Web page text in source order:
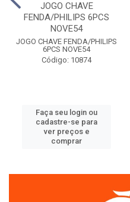
JOGO CHAVE
FENDA/PHILIPS 6PCS
NOVE54
JOGO CHAVE FENDA/PHILIPS
6PCS NOVE54
Código: 10874
Faça seu login ou
cadastre-se para
ver preços e
comprar